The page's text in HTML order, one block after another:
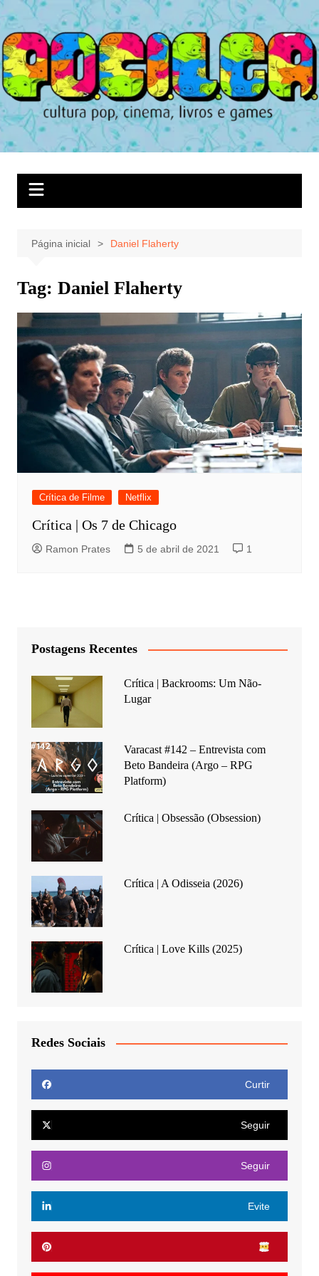
Ir
para
o
conteúdo
Página inicial Daniel Flaherty
Tag: Daniel Flaherty
Crítica de Filme Netflix
Crítica | Os 7 de Chicago
Ramon Prates 5 de abril de 2021 1
Postagens Recentes
Crítica | Backrooms: Um Não-
Lugar
Varacast #142 – Entrevista com
Beto Bandeira (Argo – RPG
Platform)
Crítica | Obsessão (Obsession)
Crítica | A Odisseia (2026)
Crítica | Love Kills (2025)
Redes Sociais
Curtir
Seguir
Seguir
Evite